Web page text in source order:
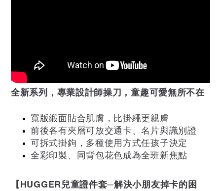
全新系列，專業設計師操刀，童趣可愛無所不在
寬版緞面貼合肌膚，比掛繩更親膚
前後各有夾層可放交通卡、名片與識別證
可拆式掛鉤，多種使用方式任孩子決定
全彩印製、同背包花色成為全班新焦點
【HUGGER兒童證件套─解決小朋友掉卡的困